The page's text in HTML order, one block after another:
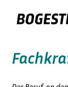
Inhalt
https://